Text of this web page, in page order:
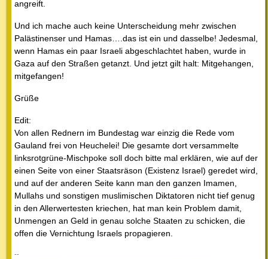
angreift.
Und ich mache auch keine Unterscheidung mehr zwischen
Palästinenser und Hamas….das ist ein und dasselbe! Jedesmal,
wenn Hamas ein paar Israeli abgeschlachtet haben, wurde in
Gaza auf den Straßen getanzt. Und jetzt gilt halt: Mitgehangen,
mitgefangen!
Grüße
Edit:
Von allen Rednern im Bundestag war einzig die Rede vom
Gauland frei von Heuchelei! Die gesamte dort versammelte
linksrotgrüne-Mischpoke soll doch bitte mal erklären, wie auf der
einen Seite von einer Staatsräson (Existenz Israel) geredet wird,
und auf der anderen Seite kann man den ganzen Imamen,
Mullahs und sonstigen muslimischen Diktatoren nicht tief genug
in den Allerwertesten kriechen, hat man kein Problem damit,
Unmengen an Geld in genau solche Staaten zu schicken, die
offen die Vernichtung Israels propagieren.
--